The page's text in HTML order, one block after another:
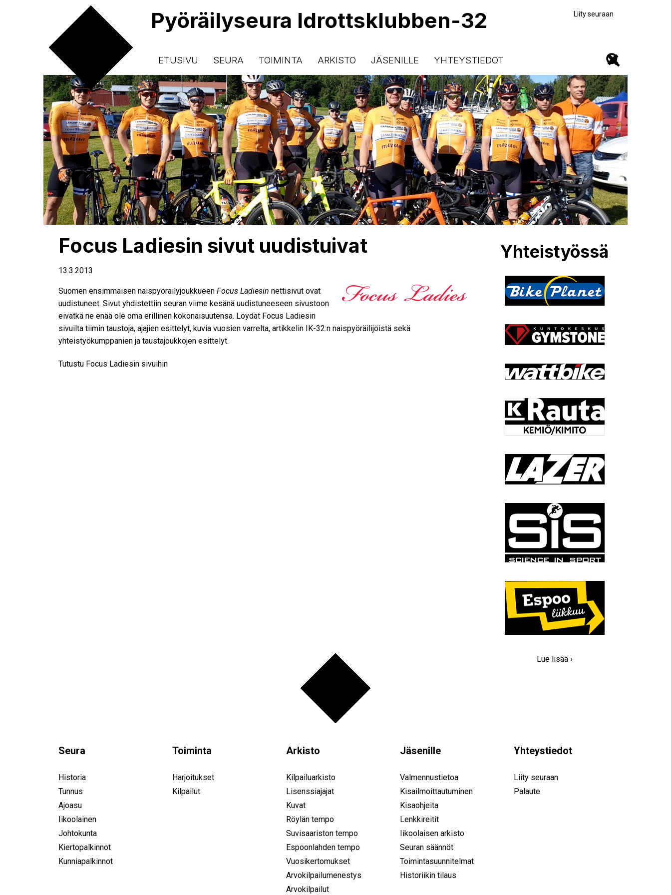
Pyöräilyseura Idrottsklubben-32
ETUSIVU SEURA TOIMINTA ARKISTO JÄSENILLE YHTEYSTIEDOT
Liity seuraan
Focus Ladiesin sivut uudistuivat
13.3.2013
Suomen ensimmäisen naispyöräilyjoukkueen Focus Ladiesin nettisivut ovat
uudistuneet. Sivut yhdistettiin seuran viime kesänä uudistuneeseen sivustoon
eivätkä ne enää ole oma erillinen kokonaisuutensa. Löydät Focus Ladiesin
sivuilta tiimin taustoja, ajajien esittelyt, kuvia vuosien varrelta, artikkelin IK-32:n naispyöräilijöistä sekä
yhteistyökumppanien ja taustajoukkojen esittelyt.
Tutustu Focus Ladiesin sivuihin
Yhteistyössä
Lue lisää ›
Seura
Historia
Tunnus
Ajoasu
Iikoolainen
Johtokunta
Kiertopalkinnot
Kunniapalkinnot
Toiminta
Harjoitukset
Kilpailut
Arkisto
Kilpailuarkisto
Lisenssiajajat
Kuvat
Röylän tempo
Suvisaariston tempo
Espoonlahden tempo
Vuosikertomukset
Arvokilpailumenestys
Arvokilpailut
Jäsenille
Valmennustietoa
Kisailmoittautuminen
Kisaohjeita
Lenkkireitit
Iikoolaisen arkisto
Seuran säännöt
Toimintasuunnitelmat
Historiikin tilaus
Yhteystiedot
Liity seuraan
Palaute